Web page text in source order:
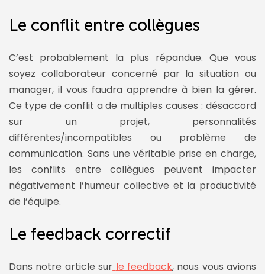
Le conflit entre collègues
C’est probablement la plus répandue. Que vous
soyez collaborateur concerné par la situation ou
manager, il vous faudra apprendre à bien la gérer.
Ce type de conflit a de multiples causes : désaccord
sur un projet, personnalités
différentes/incompatibles ou problème de
communication. Sans une véritable prise en charge,
les conflits entre collègues peuvent impacter
négativement l’humeur collective et la productivité
de l’équipe.
Le feedback correctif
Dans notre article sur le feedback, nous vous avions